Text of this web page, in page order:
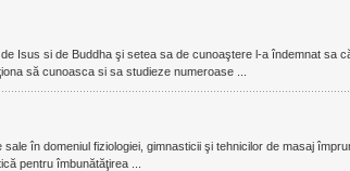
de Isus si de Buddha şi setea sa de cunoaştere l-a îndemnat sa
El intenţiona să cunoasca si sa studieze numeroase ...
sale în domeniul fiziologiei, gimnasticii şi tehnicilor de masaj
pentru îmbunătăţirea ...